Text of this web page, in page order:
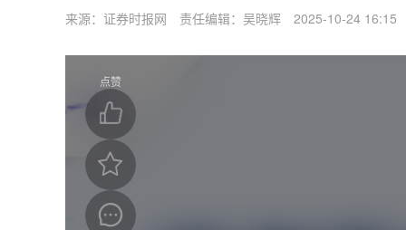
来源：证券时报网 责任编辑：吴晓辉 2025-10-24 16:15
点赞